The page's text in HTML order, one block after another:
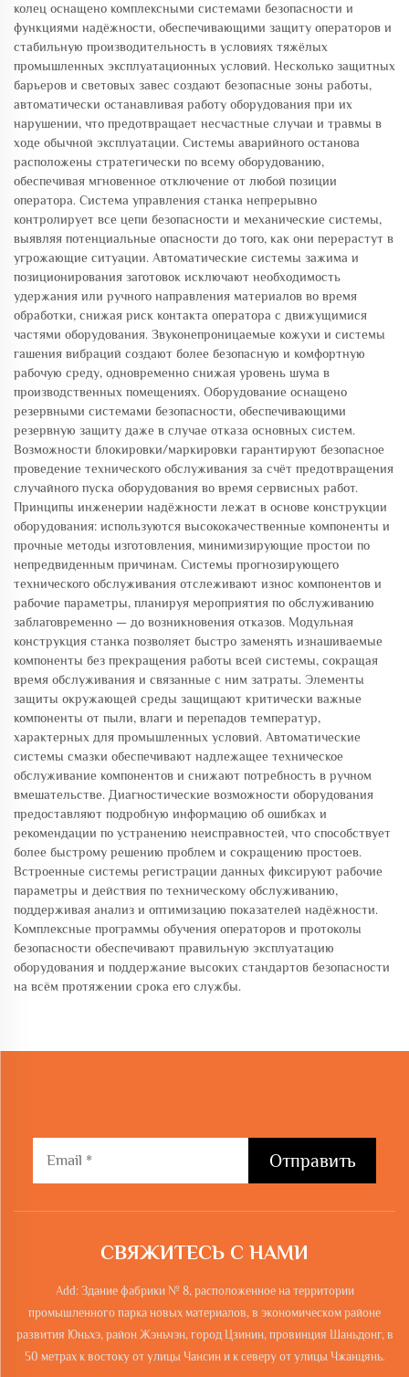
колец оснащено комплексными системами безопасности и
функциями надёжности, обеспечивающими защиту операторов и
стабильную производительность в условиях тяжёлых
промышленных эксплуатационных условий. Несколько защитных
барьеров и световых завес создают безопасные зоны работы,
автоматически останавливая работу оборудования при их
нарушении, что предотвращает несчастные случаи и травмы в
ходе обычной эксплуатации. Системы аварийного останова
расположены стратегически по всему оборудованию,
обеспечивая мгновенное отключение от любой позиции
оператора. Система управления станка непрерывно
контролирует все цепи безопасности и механические системы,
выявляя потенциальные опасности до того, как они перерастут в
угрожающие ситуации. Автоматические системы зажима и
позиционирования заготовок исключают необходимость
удержания или ручного направления материалов во время
обработки, снижая риск контакта оператора с движущимися
частями оборудования. Звуконепроницаемые кожухи и системы
гашения вибраций создают более безопасную и комфортную
рабочую среду, одновременно снижая уровень шума в
производственных помещениях. Оборудование оснащено
резервными системами безопасности, обеспечивающими
резервную защиту даже в случае отказа основных систем.
Возможности блокировки/маркировки гарантируют безопасное
проведение технического обслуживания за счёт предотвращения
случайного пуска оборудования во время сервисных работ.
Принципы инженерии надёжности лежат в основе конструкции
оборудования: используются высококачественные компоненты и
прочные методы изготовления, минимизирующие простои по
непредвиденным причинам. Системы прогнозирующего
технического обслуживания отслеживают износ компонентов и
рабочие параметры, планируя мероприятия по обслуживанию
заблаговременно — до возникновения отказов. Модульная
конструкция станка позволяет быстро заменять изнашиваемые
компоненты без прекращения работы всей системы, сокращая
время обслуживания и связанные с ним затраты. Элементы
защиты окружающей среды защищают критически важные
компоненты от пыли, влаги и перепадов температур,
характерных для промышленных условий. Автоматические
системы смазки обеспечивают надлежащее техническое
обслуживание компонентов и снижают потребность в ручном
вмешательстве. Диагностические возможности оборудования
предоставляют подробную информацию об ошибках и
рекомендации по устранению неисправностей, что способствует
более быстрому решению проблем и сокращению простоев.
Встроенные системы регистрации данных фиксируют рабочие
параметры и действия по техническому обслуживанию,
поддерживая анализ и оптимизацию показателей надёжности.
Комплексные программы обучения операторов и протоколы
безопасности обеспечивают правильную эксплуатацию
оборудования и поддержание высоких стандартов безопасности
на всём протяжении срока его службы.
Отправить
СВЯЖИТЕСЬ С НАМИ
Add: Здание фабрики № 8, расположенное на территории
промышленного парка новых материалов, в экономическом районе
развития Юньхэ, район Жэньчэн, город Цзинин, провинция Шаньдонг, в
50 метрах к востоку от улицы Чансин и к северу от улицы Чжанцянь.